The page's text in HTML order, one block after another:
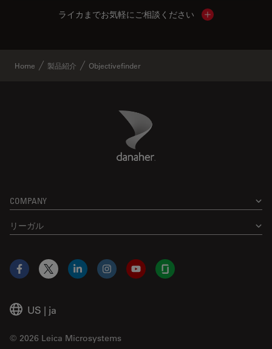
ライカまでお気軽にご相談ください Show local
Home 製品紹介 Objectivefinder
Danaher Logo
COMPANY
リーガル
US | ja
© 2026 Leica Microsystems
Facebook
X LinkedInInstagramYouTubeGlassdoor